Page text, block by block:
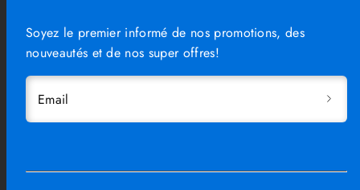
Soyez le premier informé de nos promotions, des
nouveautés et de nos super offres!
Email